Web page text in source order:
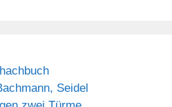
Seidel